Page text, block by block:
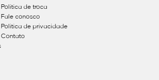
Política de troca
Fale conosco
Politica de privacidade
Contato